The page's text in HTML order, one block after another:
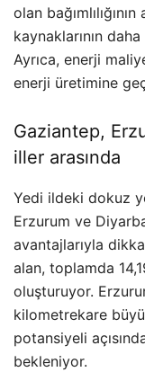
olan
kaynaklarının
Ayrıca, enerji
enerji üretimine
Gaziantep,
iller arasında
Yedi ildeki dokuz
Erzurum ve
avantajlarıyla
alan, toplamda
oluşturuyor.
kilometrekare
potansiyeli
bekleniyor.